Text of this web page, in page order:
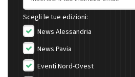
Scegli le tue edizioni:
News Alessandria
News Pavia
Eventi Nord-Ovest